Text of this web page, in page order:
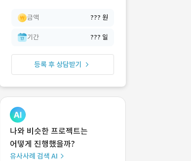
금액 ??? 원
기간 ??? 일
등록 후 상담받기
나와 비슷한 프로젝트는
어떻게 진행했을까?
유사사례 검색 AI